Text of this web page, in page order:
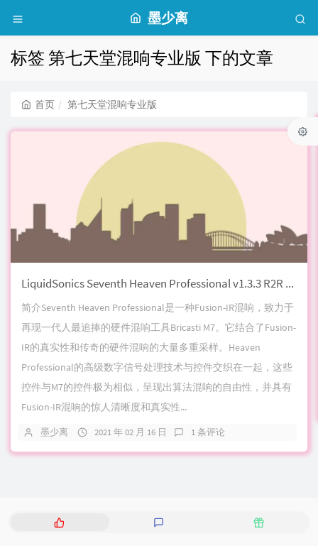
墨少离
标签 第七天堂混响专业版 下的文章
首页 第七天堂混响专业版
LiquidSonics Seventh Heaven Professional v1.3.3 R2R 第七天堂混响专业版 （包含采样文件8.88G)
简介Seventh Heaven Professional是一种Fusion-IR混响，致力于
再现一代人最追捧的硬件混响工具Bricasti M7。它结合了Fusion-
IR的真实性和传奇的硬件混响的大量多重采样。Heaven
Professional的高级数字信号处理技术与控件交织在一起，这些
控件与M7的控件极为相似，呈现出算法混响的自由性，并具有
Fusion-IR混响的惊人清晰度和真实性...
墨少离 2021 年 02 月 16 日 1 条评论
热
随